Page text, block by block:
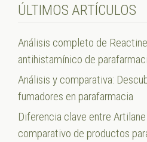
ÚLTIMOS ARTÍCULOS
Análisis completo de
antihistamínico de
Análisis y comparativa:
fumadores en parafarmacia
Diferencia clave entre
comparativo de productos